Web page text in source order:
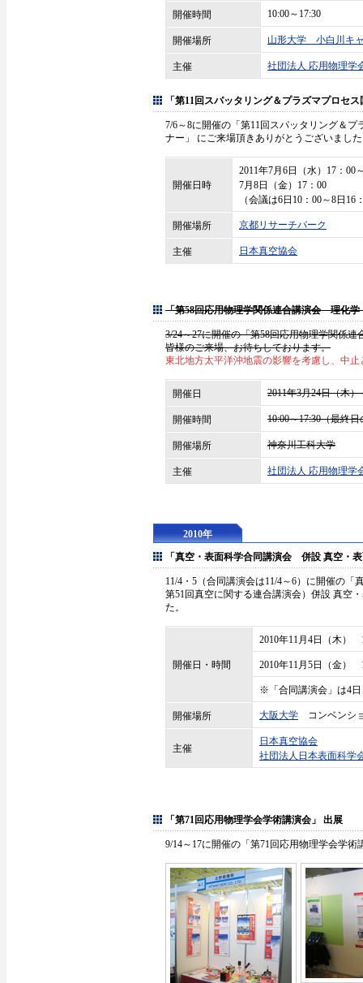
開催時間 10:00～17:30
開催場所 山形大学 小白川キ
主催 社団法人 応用物理学
「第11回スパッタリング＆プラズマプロセ
7/6～8に開催の「第11回スパッタリング＆
ナー」 にご来場頂きありがとうございまし
開催日時
2011年7月6日（水）17：00
7月8日（金）17：00
（会議は6日10：00～8日16
開催場所 京都リサーチパーク
主催 日本真空協会
「第58回応用物理学関係連合講演会 理化学
3/24～27に開催の「第58回応用物理学関係
皆様のご来場、お待ちしております。
東北地方太平洋沖地震の影響を考慮し、中止
開催日 2011年3月24日（木
開催時間 10:00～17:30（最終
開催場所 神奈川工科大学
主催 社団法人 応用物理学
2010年
「真空・表面科学合同講演会 併設 真空・
11/4・5（合同講演会は11/4～6）に開催の
第51回真空に関する連合講演会）併設 真空
た。
開催日・時間
2010年11月4日（木）
2010年11月5日（金）
※「合同講演会」は4
開催場所 大阪大学 コンベンシ
主催
日本真空協会
社団法人日本表面科学
「第71回応用物理学会学術講演会」 出展
9/14～17に開催の「第71回応用物理学会学